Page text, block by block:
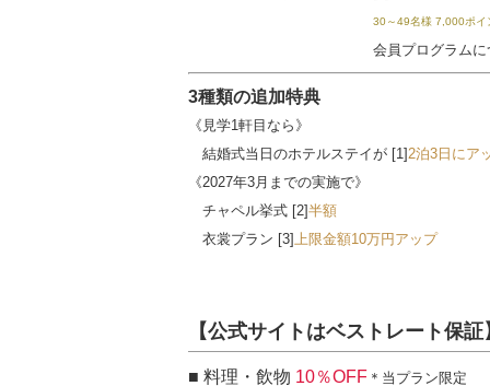
30～49名様 7,000ポイ
会員プログラムに
3種類の追加特典
《見学1軒目なら》
結婚式当日のホテルステイが [1]2泊3日にア
《2027年3月までの実施で》
チャペル挙式 [2]半額
衣裳プラン [3] 上限金額10万円アップ
【公式サイトはベストレート保証
■ 料理・飲物 10％OFF ＊当プラン限定